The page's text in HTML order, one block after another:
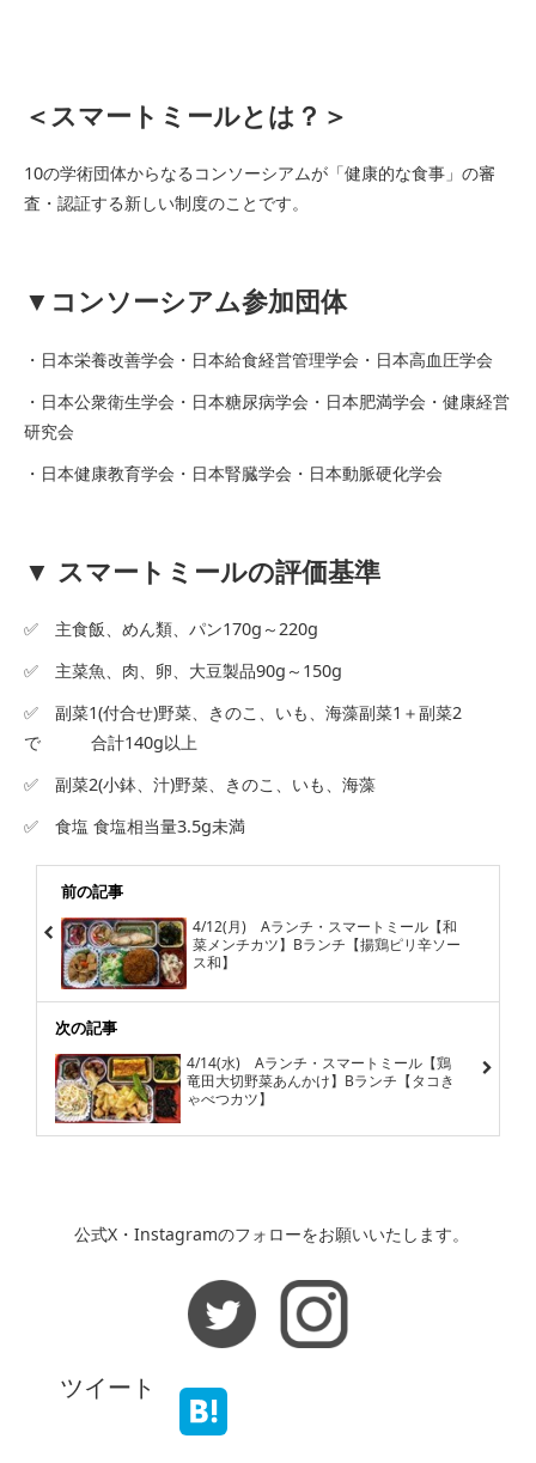
＜スマートミールとは？＞
10の学術団体からなるコンソーシアムが「健康的な食事」の審
査・認証する新しい制度のことです。
▼コンソーシアム参加団体
・日本栄養改善学会・日本給食経営管理学会・日本高血圧学会
・日本公衆衛生学会・日本糖尿病学会・日本肥満学会・健康経営
研究会
・日本健康教育学会・日本腎臓学会・日本動脈硬化学会
▼ スマートミールの評価基準
✅ 主食飯、めん類、パン170g～220g
✅ 主菜魚、肉、卵、大豆製品90g～150g
✅ 副菜1(付合せ)野菜、きのこ、いも、海藻副菜1＋副菜2
で 合計140g以上
✅ 副菜2(小鉢、汁)野菜、きのこ、いも、海藻
✅ 食塩 食塩相当量3.5g未満
前の記事
4/12(月) Aランチ・スマートミール【和
菜メンチカツ】Bランチ【揚鶏ピリ辛ソー
ス和】
次の記事
4/14(水) Aランチ・スマートミール【鶏
竜田大切野菜あんかけ】Bランチ【タコき
ゃべつカツ】
公式X・Instagramのフォローをお願いいたします。
ツイート